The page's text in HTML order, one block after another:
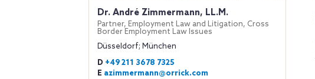
Dr. André Zimmermann, LL.M.
Partner, Employment Law and Litigation, Cross
Border Employment Law Issues
Düsseldorf; München
D +49 211 3678 7325
E azimmermann@orrick.com